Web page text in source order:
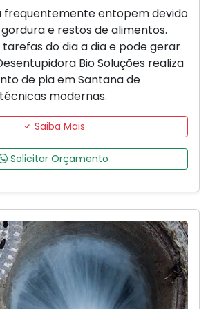
frequentemente entopem devido
e restos de alimentos.
tarefas do dia a dia e pode gerar
Bio Soluções realiza
de pia em Santana de
modernas.
Saiba Mais
Solicitar Orçamento